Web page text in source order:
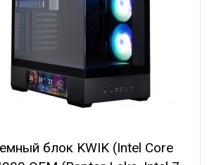
блок KWIK (Intel Core